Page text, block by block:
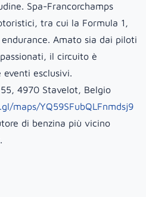
Spa-Francorchamps
tra cui la Formula 1,
Amato sia dai piloti
il circuito è
esclusivi.
4970 Stavelot, Belgio
maps/YQ59SFubQLFnmdsj9
di benzina più vicino